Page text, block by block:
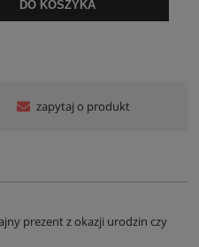
DO KOSZYKA
zapytaj o produkt
prezent z okazji urodzin czy